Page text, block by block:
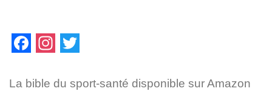
a
n
w
La bible du sport-santé disponible sur Amazon